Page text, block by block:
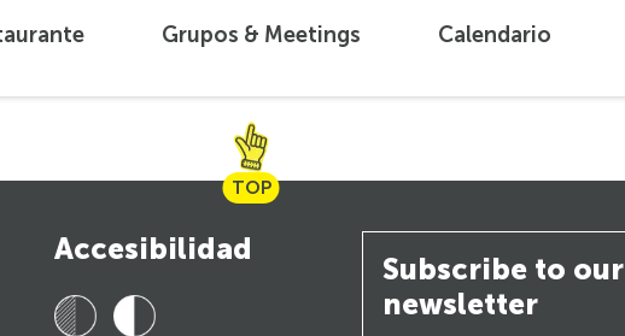
Grupos & Meetings Calendario
TOP
Accesibilidad
Subscribe to our
newsletter